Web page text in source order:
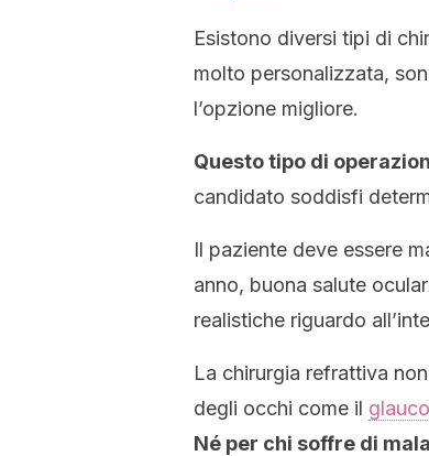
Esistono diversi tipi di
molto personalizzata,
l’opzione migliore.
Questo tipo di
candidato soddisfi
Il paziente deve essere
anno, buona salute
realistiche riguardo
La chirurgia refrattiva
degli occhi come il
Né per chi soffre di